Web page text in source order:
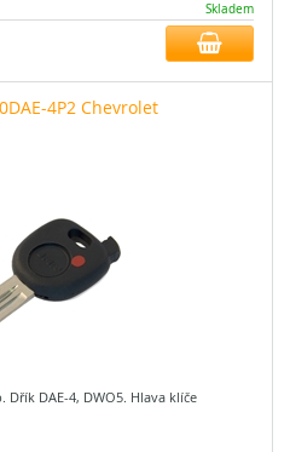
Skladem
4P2 Chevrolet
DAE-4, DWO5. Hlava klíče